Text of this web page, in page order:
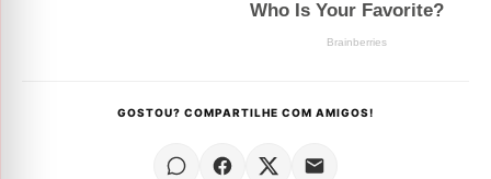
GOSTOU? COMPARTILHE COM AMIGOS!